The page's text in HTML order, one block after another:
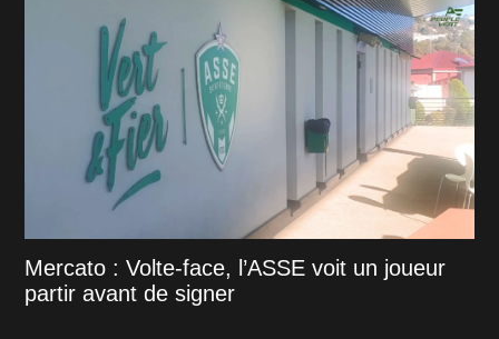
Mercato : Volte-face, l’ASSE voit un joueur
partir avant de signer